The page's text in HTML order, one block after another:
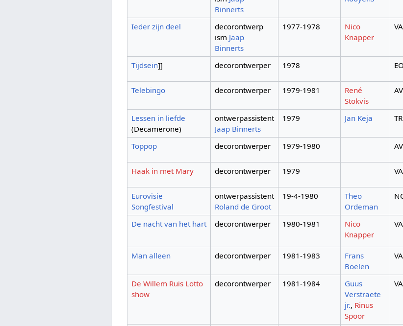
Binnerts
Ieder zijn deel
decorontwerp
ism Jaap
Binnerts
1977-1978
Nico
Knapper
Tijdsein]] decorontwerper 1978 EO
Telebingo decorontwerper 1979-1981
René
Stokvis
Lessen in liefde
(Decamerone)
ontwerpassistent
Jaap Binnerts
1979 Jan Keja
Toppop decorontwerper 1979-1980
Haak in met Mary decorontwerper 1979
Eurovisie
Songfestival
ontwerpassistent
Roland de Groot
19-4-1980
Theo
Ordeman
De nacht van het hart decorontwerper 1980-1981
Nico
Knapper
Man alleen decorontwerper 1981-1983
Frans
Boelen
De Willem Ruis Lotto
show
decorontwerper 1981-1984
Guus
Verstraete
jr., Rinus
Spoor